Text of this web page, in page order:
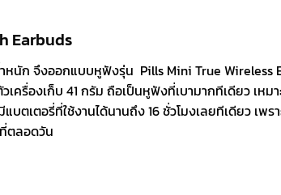
Earbuds
นัก จึงออกแบบหูฟังรุ่น Pills Mini True Wireless
ครื่องเก็บ 41 กรัม ถือเป็นหูฟังที่เบามากทีเดียว เห
เตอรี่ที่ใช้งานได้นานถึง 16 ชั่วโมงเลยทีเดียว เพร
ตลอดวัน